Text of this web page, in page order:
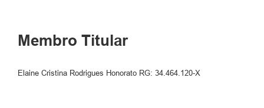
Membro Titular
Elaine Cristina Rodrigues Honorato RG: 34.464.120-X